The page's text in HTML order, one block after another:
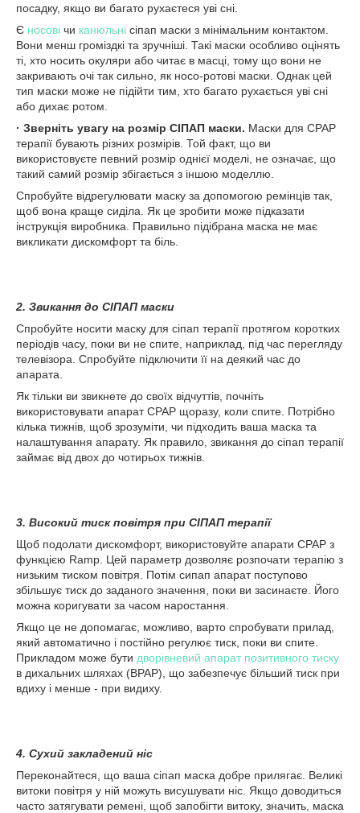
посадку, якщо ви багато рухаєтеся уві сні.
Є носові чи канюльні сіпап маски з мінімальним контактом.
Вони менш громіздкі та зручніші. Такі маски особливо оцінять
ті, хто носить окуляри або читає в масці, тому що вони не
закривають очі так сильно, як носо-ротові маски. Однак цей
тип маски може не підійти тим, хто багато рухається уві сні
або дихає ротом.
· Зверніть увагу на розмір СІПАП маски. Маски для CPAP
терапії бувають різних розмірів. Той факт, що ви
використовуєте певний розмір однієї моделі, не означає, що
такий самий розмір збігається з іншою моделлю.
Спробуйте відрегулювати маску за допомогою ремінців так,
щоб вона краще сиділа. Як це зробити може підказати
інструкція виробника. Правильно підібрана маска не має
викликати дискомфорт та біль.
2. Звикання до СІПАП маски
Спробуйте носити маску для сіпап терапії протягом коротких
періодів часу, поки ви не спите, наприклад, під час перегляду
телевізора. Спробуйте підключити її на деякий час до
апарата.
Як тільки ви звикнете до своїх відчуттів, почніть
використовувати апарат CPAP щоразу, коли спите. Потрібно
кілька тижнів, щоб зрозуміти, чи підходить ваша маска та
налаштування апарату. Як правило, звикання до сіпап терапії
займає від двох до чотирьох тижнів.
3. Високий тиск повітря при СІПАП терапії
Щоб подолати дискомфорт, використовуйте апарати CPAP з
функцією Ramp. Цей параметр дозволяє розпочати терапію з
низьким тиском повітря. Потім сипап апарат поступово
збільшує тиск до заданого значення, поки ви засинаєте. Його
можна коригувати за часом наростання.
Якщо це не допомагає, можливо, варто спробувати прилад,
який автоматично і постійно регулює тиск, поки ви спите.
Прикладом може бути дворівневий апарат позитивного тиску
в дихальних шляхах (BPAP), що забезпечує більший тиск при
вдиху і менше - при видиху.
4. Сухий закладений ніс
Переконайтеся, що ваша сіпап маска добре прилягає. Великі
витоки повітря у ній можуть висушувати ніс. Якщо доводиться
часто затягувати ремені, щоб запобігти витоку, значить, маска